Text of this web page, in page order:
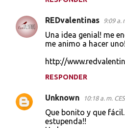
REDvalentinas 9:09 a.
Una idea genial! me
me animo a hacer uno!
http://
RESPONDER
Unknown 10:18 a. m.
Que bonito y que
estupenda!!